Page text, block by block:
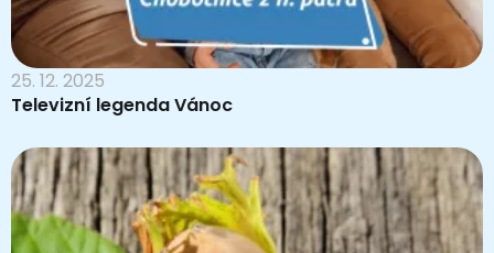
25. 12. 2025
Televizní legenda Vánoc